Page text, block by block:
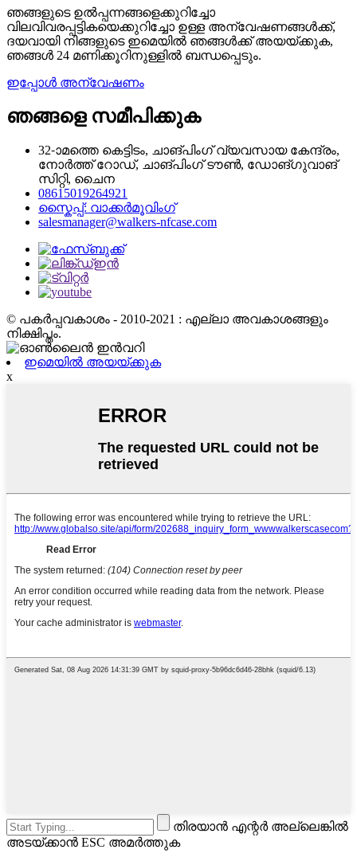
ഞങ്ങളുടെ ഉൽപ്പന്നങ്ങളെക്കുറിച്ചോ
വിലവിവരപ്പട്ടികയെക്കുറിച്ചോ ഉള്ള അന്വേഷണങ്ങൾക്ക്,
ദയവായി നിങ്ങളുടെ ഇമെയിൽ ഞങ്ങൾക്ക് അയയ്ക്കുക,
ഞങ്ങൾ 24 മണിക്കൂറിനുള്ളിൽ ബന്ധപ്പെടും.
ഇപ്പോൾ അന്വേഷണം
ഞങ്ങളെ സമീപിക്കുക
32-ാമത്തെ കെട്ടിടം, ചാങ്‌പിംഗ് വ്യവസായ കേന്ദ്രം,
നോർത്ത് റോഡ്, ചാങ്‌പിംഗ് ടൗൺ, ഡോങ്‌ഗുവാങ്
സിറ്റി, ചൈന
08615019264921
സ്കൈപ്പ്: വാക്കർമൂവിംഗ്
salesmanager@walkers-nfcase.com
© പകർപ്പവകാശം - 2010-2021 : എല്ലാ അവകാശങ്ങളും
നിക്ഷിപ്തം.
ഇമെയിൽ അയയ്ക്കുക
x
തിരയാൻ എന്റർ അല്ലെങ്കിൽ
അടയ്ക്കാൻ ESC അമർത്തുക